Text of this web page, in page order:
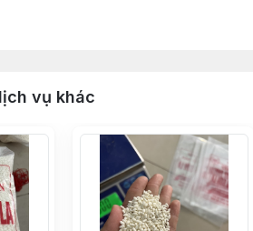
vụ khác